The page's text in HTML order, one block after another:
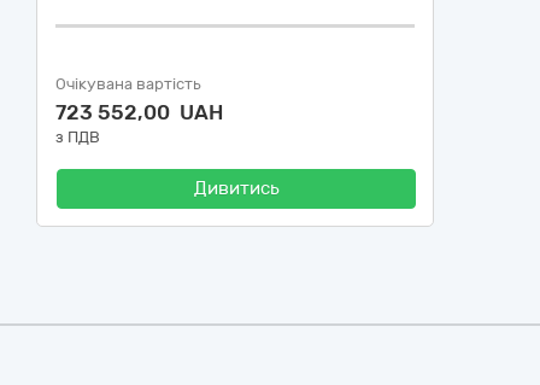
Очікувана вартість
723 552,00 UAH
з ПДВ
Дивитись